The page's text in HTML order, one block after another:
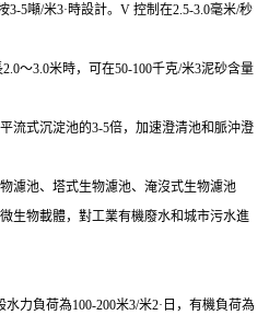
5噸/米3·時設計。V 控制在2.5-3.0毫米/秒
～3.0米時，可在50-100千克/米3泥砂含量
流式沉淀池的3-5倍，加速澄清池和脈沖澄
濾池、塔式生物濾池、淹沒式生物濾池
生物載體，對工業有機廢水和城市污水進
力負荷為100-200米3/米2·日，有機負荷為